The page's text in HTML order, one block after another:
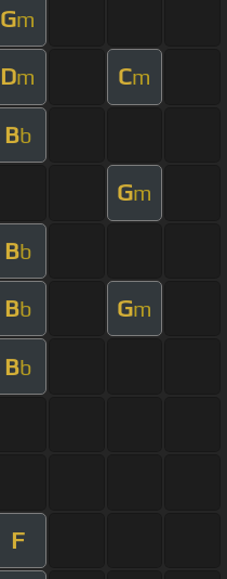
Gm
Dm Cm
Bb
Gm
Bb
Bb Gm
Bb
F